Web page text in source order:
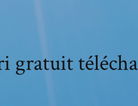
gratuit